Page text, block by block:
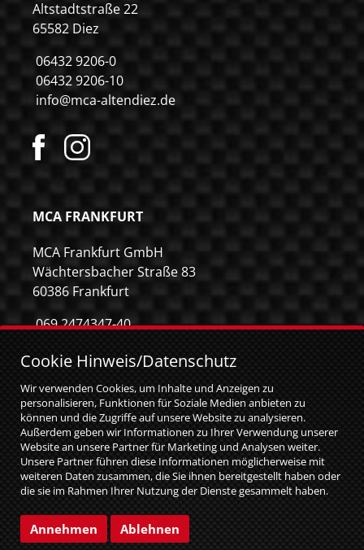
Altstadtstraße 22
65582 Diez
06432 9206-0
06432 9206-10
info@mca-altendiez.de
MCA FRANKFURT
MCA Frankfurt GmbH
Wächtersbacher Straße 83
60386 Frankfurt
069 2474347-40
info@mca-frankfurt.de
© MCA GmbH 2026|web relaunch by attentio
Cookie Hinweis/Datenschutz
Wir verwenden Cookies, um Inhalte und Anzeigen zu
personalisieren, Funktionen für Soziale Medien anbieten zu
können und die Zugriffe auf unsere Website zu analysieren.
Außerdem geben wir Informationen zu Ihrer Verwendung unserer
Website an unsere Partner für Marketing und Analysen weiter.
Unsere Partner führen diese Informationen möglicherweise mit
weiteren Daten zusammen, die Sie ihnen bereitgestellt haben oder
die sie im Rahmen Ihrer Nutzung der Dienste gesammelt haben.
Website weiterhin nutzen.
Annehmen Ablehnen